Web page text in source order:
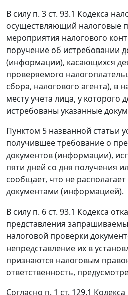
В силу п. 3 ст. 93.1 Кодекса
осуществляющий налоговые
мероприятия налогового
поручение об истребовании
(информации), касающихся
проверяемого
сбора, налогового агента), в
месту учета лица, у которого
истребованы указанные
Пунктом 5 названной статьи
получившее требование о
документов (информации),
пяти дней со дня получения
сообщает, что не
документами (информацией).
В силу п. 6 ст. 93.1 Кодекса
представления
налоговой проверки
непредставление их в
признаются налоговым
ответственность,
Согласно п. 1 ст. 129.1